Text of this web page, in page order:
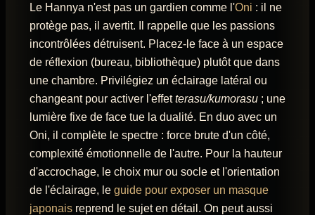
Le Hannya n'est pas un gardien comme l'Oni : il ne
protège pas, il avertit. Il rappelle que les passions
incontrôlées détruisent. Placez-le face à un espace
de réflexion (bureau, bibliothèque) plutôt que dans
une chambre. Privilégiez un éclairage latéral ou
changeant pour activer l'effetterasu/kumorasu ; une
lumière fixe de face tue la dualité. En duo avec un
Oni, il complète le spectre : force brute d'un côté,
complexité émotionnelle de l'autre. Pour la hauteur
d'accrochage, le choix mur ou socle et l'orientation
de l'éclairage, le guide pour exposer un masque
japonais reprend le sujet en détail. On peut aussi